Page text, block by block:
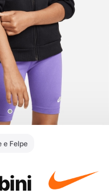
e Felpe